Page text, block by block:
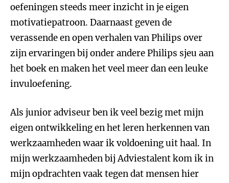
oefeningen steeds meer inzicht in je eigen
motivatiepatroon. Daarnaast geven de
verassende en open verhalen van Philips over
zijn ervaringen bij onder andere Philips sjeu aan
het boek en maken het veel meer dan een leuke
invuloefening.
Als junior adviseur ben ik veel bezig met mijn
eigen ontwikkeling en het leren herkennen van
werkzaamheden waar ik voldoening uit haal. In
mijn werkzaamheden bij Adviestalent kom ik in
mijn opdrachten vaak tegen dat mensen hier